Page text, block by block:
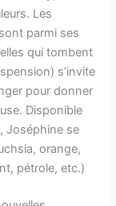
Les
parmi ses
qui tombent
s’invite
pour donner
Disponible
Joséphine se
orange,
pétrole, etc.)